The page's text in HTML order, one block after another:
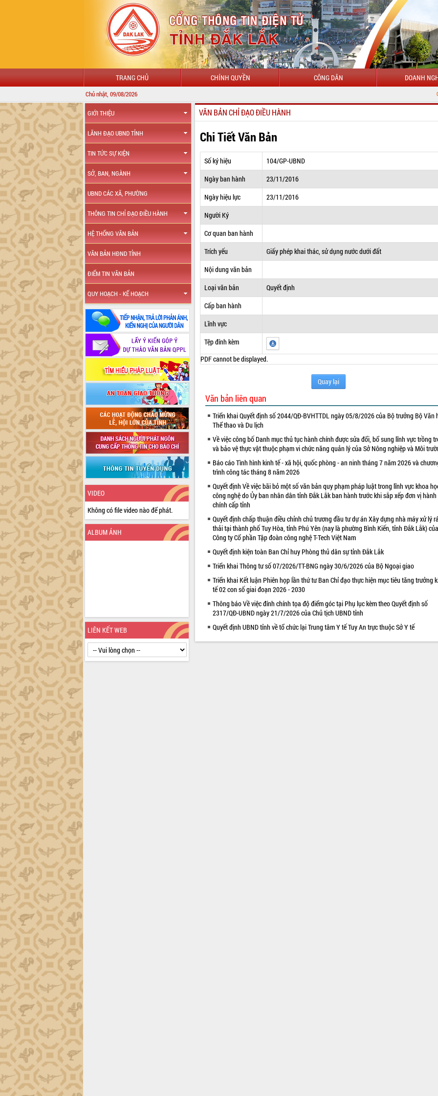
TRANG CHỦ CHÍNH QUYỀN CÔNG DÂN DOANH
Chủ nhật, 09/08/2026 CHÀO
GIỚI THIỆU
LÃNH ĐẠO UBND TỈNH
TIN TỨC SỰ KIỆN
SỞ, BAN, NGÀNH
UBND CÁC XÃ, PHƯỜNG
THÔNG TIN CHỈ ĐẠO ĐIỀU HÀNH
HỆ THỐNG VĂN BẢN
VĂN BẢN HĐND TỈNH
ĐIỂM TIN VĂN BẢN
QUY HOẠCH - KẾ HOẠCH
VIDEO
Không có file video nào để phát.
ALBUM ẢNH
LIÊN KẾT WEB
VĂN BẢN CHỈ ĐẠO ĐIỀU HÀNH
Chi Tiết Văn Bản
Số ký hiệu
104/GP-UBND
Ngày ban hành
23/11/2016
Ngày hiệu lực
23/11/2016
Người Ký
Cơ quan ban hành
Trích yếu
Giấy phép khai thác, sử dụng nước dưới đất
Nội dung văn bản
Loại văn bản
Quyết định
Cấp ban hành
Lĩnh vực
Tệp đính kèm
PDF cannot be displayed.
Quay lại
Văn bản liên quan
Triển khai Quyết định số 2044/QĐ-BVHTTDL ngày 05/8/2026 của Bộ trưởng Bộ Văn
Thể thao và Du lịch
Về việc công bố Danh mục thủ tục hành chính được sửa đổi, bổ sung lĩnh vực trồng
và bảo vệ thực vật thuộc phạm vi chức năng quản lý của Sở Nông nghiệp và Môi
Báo cáo Tình hình kinh tế - xã hội, quốc phòng - an ninh tháng 7 năm 2026 và
trình công tác tháng 8 năm 2026
Quyết định Về việc bãi bỏ một số văn bản quy phạm pháp luật trong lĩnh vực khoa
công nghệ do Ủy ban nhân dân tỉnh Đắk Lắk ban hành trước khi sắp xếp đơn vị hành
chính cấp tỉnh
Quyết định chấp thuận điều chỉnh chủ trương đầu tư dự án Xây dựng nhà máy xử lý
thải tại thành phố Tuy Hòa, tỉnh Phú Yên (nay là phường Bình Kiến, tỉnh Đắk Lắk) của
Công ty Cổ phần Tập đoàn công nghệ T-Tech Việt Nam
Quyết định kiện toàn Ban Chỉ huy Phòng thủ dân sự tỉnh Đắk Lắk
Triển khai Thông tư số 07/2026/TT-BNG ngày 30/6/2026 của Bộ Ngoại giao
Triển khai Kết luận Phiên họp lần thứ tư Ban Chỉ đạo thực hiện mục tiêu tăng trưởng
tế 02 con số giai đoạn 2026 - 2030
Thông báo Về việc đính chính tọa độ điểm góc tại Phụ lục kèm theo Quyết định số
2317/QĐ-UBND ngày 21/7/2026 của Chủ tịch UBND tỉnh
Quyết định UBND tỉnh về tổ chức lại Trung tâm Y tế Tuy An trực thuộc Sở Y tế